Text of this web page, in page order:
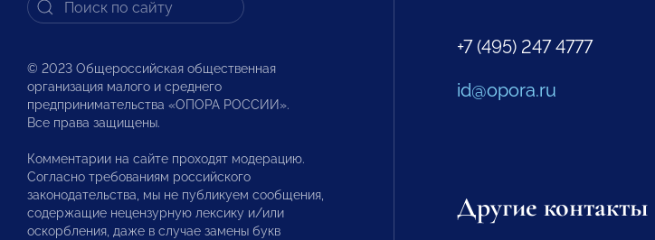
© 2023 Общероссийская общественная
организация малого и среднего
предпринимательства «ОПОРА РОССИИ».
Все права защищены.
Комментарии на сайте проходят модерацию.
Согласно требованиям российского
законодательства, мы не публикуем сообщения,
содержащие нецензурную лексику и/или
оскорбления, даже в случае замены букв
+7 (495) 247 4777
id@opora.ru
Другие контакты